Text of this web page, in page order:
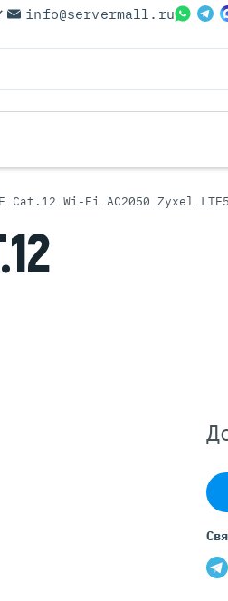
Серверы Lenovo
Серверы XFusion
Серверы Huawei Atlas
info@servermall.ru
Cat.12 Wi-Fi AC2050 Zyxel